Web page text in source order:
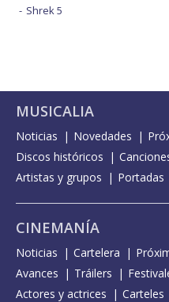
Shrek 5
MUSICALIA
Noticias Novedades
Discos históricos
Artistas y grupos
Portadas
CINEMANÍA
Noticias Cartelera
Avances
Tráilers
Actores y actrices
Carteles